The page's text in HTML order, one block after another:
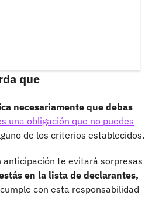
que
necesariamente que debas
una obligación que no puedes
de los criterios establecidos.
te evitará sorpresas
en la lista de declarantes,
con esta responsabilidad